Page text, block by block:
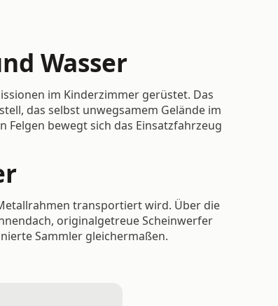
Wasser
im Kinderzimmer gerüstet. Das
das selbst unwegsamem Gelände im
bewegt sich das Einsatzfahrzeug
transportiert wird. Über die
originalgetreue Scheinwerfer
Sammler gleichermaßen.